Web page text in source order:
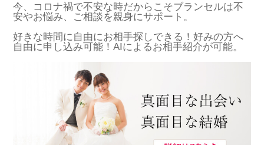
今、コロナ禍で不安な時だからこそブランセルは不
安やお悩み、ご相談を親身にサポート。
好きな時間に自由にお相手探しできる！好みの方へ
自由に申し込み可能！AIによるお相手紹介が可能。